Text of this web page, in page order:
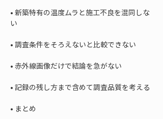
• 新築特有の温度ムラと施工不良を混同しな
•
•
•
• まとめ